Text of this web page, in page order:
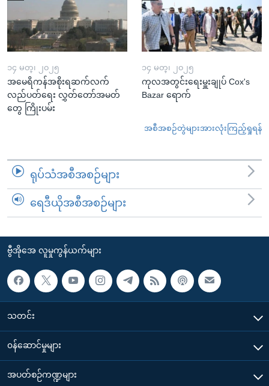
၁၄ မတ္၊ ၂၀၂၅
အမေရိကန်အစိုးရဆက်လက်
လည်ပတ်ရေး လွှတ်တော်အမတ်
တွေ ကြိုးပမ်း
၁၄ မတ္၊ ၂၀၂၅
ကုလအတွင်းရေးမှူးချုပ် Cox's
Bazar ရောက်
အစီအစဉ်တွဲများအားလုံးကြည့်ရှုရန်
ရုပ်သံအစီအစဉ်များ
ရေဒီယိုအစီအစဉ်များ
ဗွီအိုအေ လူမှုကွန်ယက်များ
သတင်း
၀န်ဆောင်မှုများ
အပတ်စဉ်ကဏ္ဍများ